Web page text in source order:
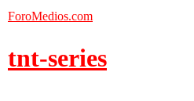
ForoMedios.com
tnt-series